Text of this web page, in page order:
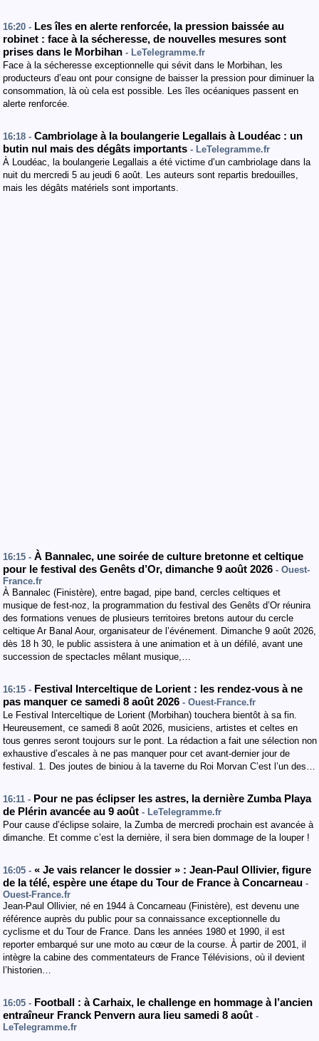
16:20 - Les îles en alerte renforcée, la pression baissée au
robinet : face à la sécheresse, de nouvelles mesures sont
prises dans le Morbihan - LeTelegramme.fr
Face à la sécheresse exceptionnelle qui sévit dans le Morbihan, les
producteurs d’eau ont pour consigne de baisser la pression pour diminuer la
consommation, là où cela est possible. Les îles océaniques passent en
alerte renforcée.
16:18 - Cambriolage à la boulangerie Legallais à Loudéac : un
butin nul mais des dégâts importants - LeTelegramme.fr
À Loudéac, la boulangerie Legallais a été victime d’un cambriolage dans la
nuit du mercredi 5 au jeudi 6 août. Les auteurs sont repartis bredouilles,
mais les dégâts matériels sont importants.
16:15 - À Bannalec, une soirée de culture bretonne et celtique
pour le festival des Genêts d’Or, dimanche 9 août 2026 - Ouest-
France.fr
À Bannalec (Finistère), entre bagad, pipe band, cercles celtiques et
musique de fest-noz, la programmation du festival des Genêts d’Or réunira
des formations venues de plusieurs territoires bretons autour du cercle
celtique Ar Banal Aour, organisateur de l’événement. Dimanche 9 août 2026,
dès 18 h 30, le public assistera à une animation et à un défilé, avant une
succession de spectacles mêlant musique,…
16:15 - Festival Interceltique de Lorient : les rendez-vous à ne
pas manquer ce samedi 8 août 2026 - Ouest-France.fr
Le Festival Interceltique de Lorient (Morbihan) touchera bientôt à sa fin.
Heureusement, ce samedi 8 août 2026, musiciens, artistes et celtes en
tous genres seront toujours sur le pont. La rédaction a fait une sélection non
exhaustive d’escales à ne pas manquer pour cet avant-dernier jour de
festival. 1. Des joutes de biniou à la taverne du Roi Morvan C’est l’un des…
16:11 - Pour ne pas éclipser les astres, la dernière Zumba Playa
de Plérin avancée au 9 août - LeTelegramme.fr
Pour cause d’éclipse solaire, la Zumba de mercredi prochain est avancée à
dimanche. Et comme c’est la dernière, il sera bien dommage de la louper !
16:05 - « Je vais relancer le dossier » : Jean-Paul Ollivier, figure
de la télé, espère une étape du Tour de France à Concarneau -
Ouest-France.fr
Jean-Paul Ollivier, né en 1944 à Concarneau (Finistère), est devenu une
référence auprès du public pour sa connaissance exceptionnelle du
cyclisme et du Tour de France. Dans les années 1980 et 1990, il est
reporter embarqué sur une moto au cœur de la course. À partir de 2001, il
intègre la cabine des commentateurs de France Télévisions, où il devient
l’historien…
16:05 - Football : à Carhaix, le challenge en hommage à l’ancien
entraîneur Franck Penvern aura lieu samedi 8 août -
LeTelegramme.fr